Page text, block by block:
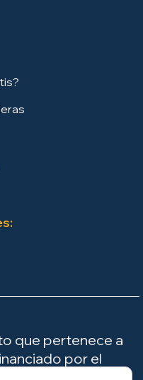
que pertenece a
por el